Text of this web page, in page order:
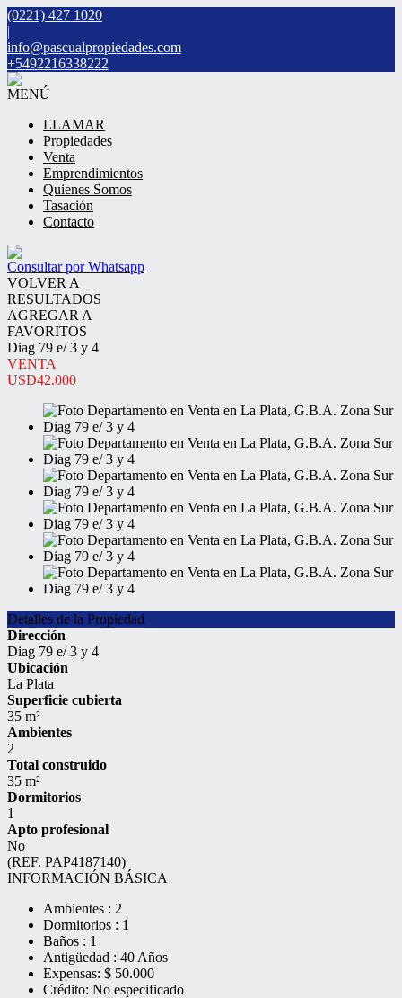
(0221) 427 1020
|
info@pascualpropiedades.com
+5492216338222
MENÚ
LLAMAR
Propiedades
Venta
Emprendimientos
Quienes Somos
Tasación
Contacto
Consultar por Whatsapp
VOLVER A
RESULTADOS
AGREGAR A
FAVORITOS
Diag 79 e/ 3 y 4
VENTA
USD42.000
Detalles de la Propiedad
Dirección
Diag 79 e/ 3 y 4
Ubicación
La Plata
Superficie cubierta
35 m²
Ambientes
2
Total construido
35 m²
Dormitorios
1
Apto profesional
No
(REF. PAP4187140)
INFORMACIÓN BÁSICA
Ambientes : 2
Dormitorios : 1
Baños : 1
Antigüedad : 40 Años
Expensas: $ 50.000
Crédito: No especificado